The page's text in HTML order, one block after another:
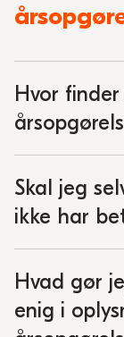
Hvor
Skal jeg
ikke har
Hvad gør
enig i